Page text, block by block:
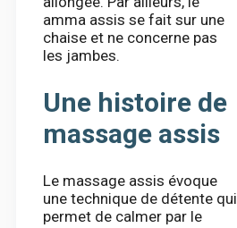
amma assis se fait sur une
chaise et ne concerne pas
les jambes.
Une histoire de
massage assis
Le massage assis évoque
une technique de détente qui
permet de calmer par le